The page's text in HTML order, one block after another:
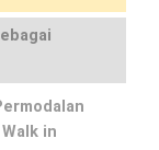
in